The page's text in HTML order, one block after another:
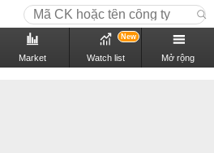
Market Watch list
New
Mở rộng